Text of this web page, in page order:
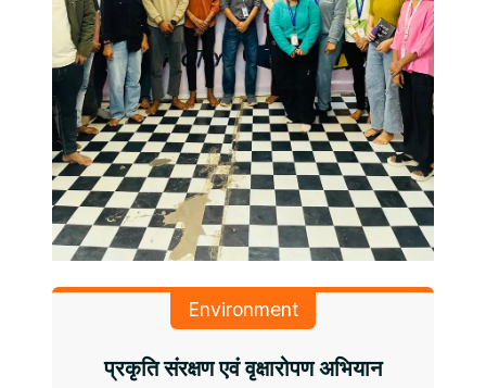
Environment
प्रकृति संरक्षण एवं वृक्षारोपण अभियान